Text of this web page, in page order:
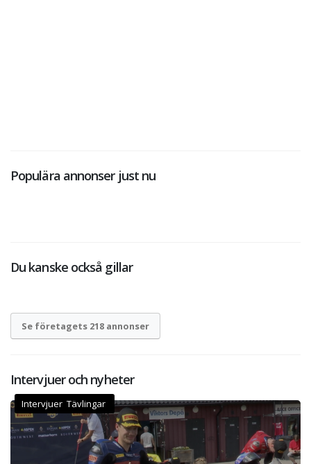
Populära annonser just nu
Du kanske också gillar
Se företagets 218 annonser
Intervjuer och nyheter
Intervjuer Tävlingar